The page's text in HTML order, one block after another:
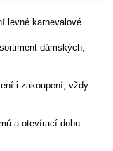
levné karnevalové
dámských,
i zakoupení, vždy
a otevírací dobu